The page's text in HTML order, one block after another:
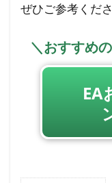
ぜひご参考くださ
＼おすすめ
EA